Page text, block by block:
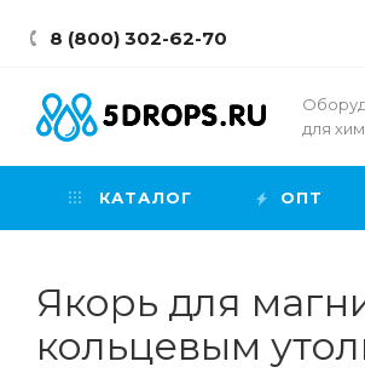
8 (800) 302-62-70
для
КАТАЛОГ ОПТ
Якорь для
кольцевым